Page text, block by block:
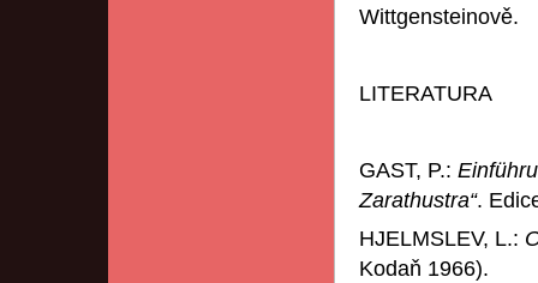
Wittgensteinově.
LITERATURA
GAST, P.:
Zarathustra“.
HJELMSLEV, L.:
Kodaň 1966).